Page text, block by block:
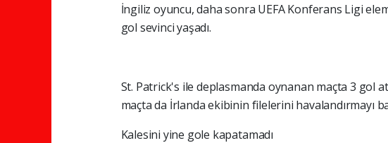
İngiliz oyuncu, daha sonra UEFA Konferans Ligi
gol sevinci yaşadı.
St. Patrick's ile deplasmanda oynanan maçta 3 gol
maçta da İrlanda ekibinin filelerini havalandırmayı
Kalesini yine gole kapatamadı